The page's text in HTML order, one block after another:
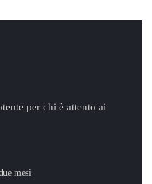
per chi è attento ai
mesi